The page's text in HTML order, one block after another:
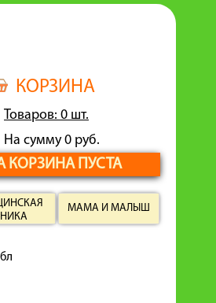
КОРЗИНА
Товаров: 0 шт.
На сумму 0 руб.
КОРЗИНА ПУСТА
МАМА И МАЛЫШ